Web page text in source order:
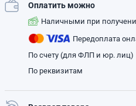
Оплатить можно
Наличными при
Передоплата
По счету (для ФЛП и юр. лиц)
По реквизитам